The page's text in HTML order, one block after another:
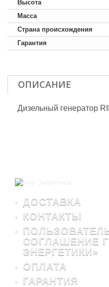
Высота
Масса
Страна происхождения
Гарантия
ОПИСАНИЕ
Дизельный генератор
ДОСТАВКА
КОНТАКТЫ
СОГЛАШЕНИЕ
ЭНЕРГЕТИКИ»
ОПЛАТА
ГАРАНТИЯ